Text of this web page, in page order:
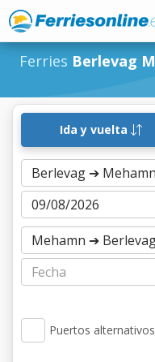
Ferries Berlevag
Ida y vuelta
Puertos alternativos